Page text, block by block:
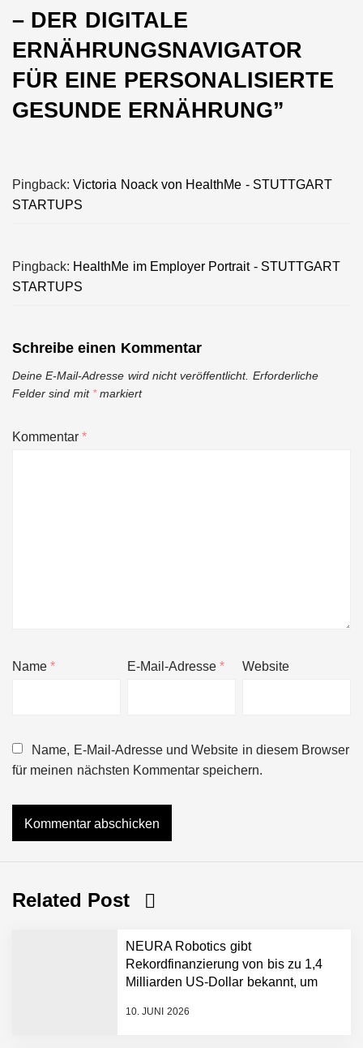
– DER DIGITALE
ERNÄHRUNGSNAVIGATOR
FÜR EINE PERSONALISIERTE
GESUNDE ERNÄHRUNG”
Pingback:Victoria Noack von HealthMe - STUTTGART
STARTUPS
Pingback: HealthMe im Employer Portrait - STUTTGART
STARTUPS
Schreibe einen Kommentar
Deine E-Mail-Adresse wird nicht veröffentlicht. Erforderliche
Felder sind mit *markiert
Kommentar*
Name* E-Mail-Adresse* Website
Name, E-Mail-Adresse und Website in diesem Browser
für meinen nächsten Kommentar speichern.
Related Post
NEURA Robotics gibt
Rekordfinanzierung von bis zu 1,4
Milliarden US-Dollar bekannt, um
Physical-AI-Plattform zu
10. JUNI 2026